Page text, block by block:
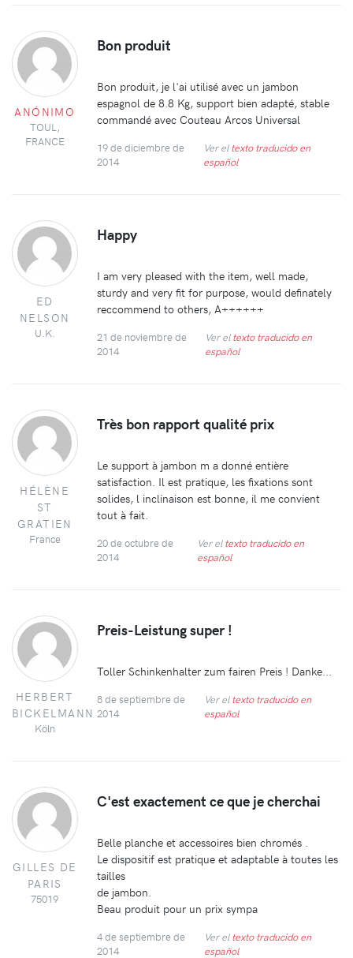
ANÓNIMO
TOUL,
FRANCE
Bon produit
Bon produit, je l'ai utilisé avec un jambon
espagnol de 8.8 Kg, support bien adapté, stable
commandé avec Couteau Arcos Universal
19 de diciembre de
2014
Ver eltexto traducido en
español
ED
NELSON
U.K.
Happy
I am very pleased with the item, well made,
sturdy and very fit for purpose, would definately
reccommend to others, A++++++
21 de noviembre de
2014
Ver eltexto traducido en
español
HÉLÈNE
ST
GRATIEN
France
Très bon rapport qualité prix
Le support à jambon m a donné entière
satisfaction. Il est pratique, les fixations sont
solides, l inclinaison est bonne, il me convient
tout à fait.
20 de octubre de
2014
Ver eltexto traducido en
español
HERBERT
BICKELMANN
Köln
Preis-Leistung super !
Toller Schinkenhalter zum fairen Preis ! Danke...
8 de septiembre de
2014
Ver eltexto traducido en
español
GILLES DE
PARIS
75019
C'est exactement ce que je cherchai
Belle planche et accessoires bien chromés .
Le dispositif est pratique et adaptable à toutes les
tailles
de jambon.
Beau produit pour un prix sympa
4 de septiembre de
2014
Ver eltexto traducido en
español